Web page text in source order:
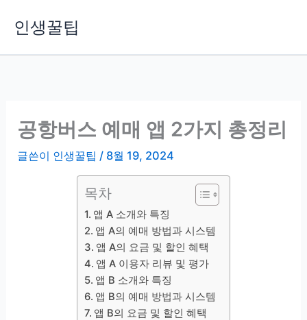
인생꿀팁
공항버스 예매 앱 2가지 총정리
글쓴이 인생꿀팁 / 8월 19, 2024
목차
앱 A 소개와 특징
앱 A의 예매 방법과 시스템
앱 A의 요금 및 할인 혜택
앱 A 이용자 리뷰 및 평가
앱 B 소개와 특징
앱 B의 예매 방법과 시스템
앱 B의 요금 및 할인 혜택